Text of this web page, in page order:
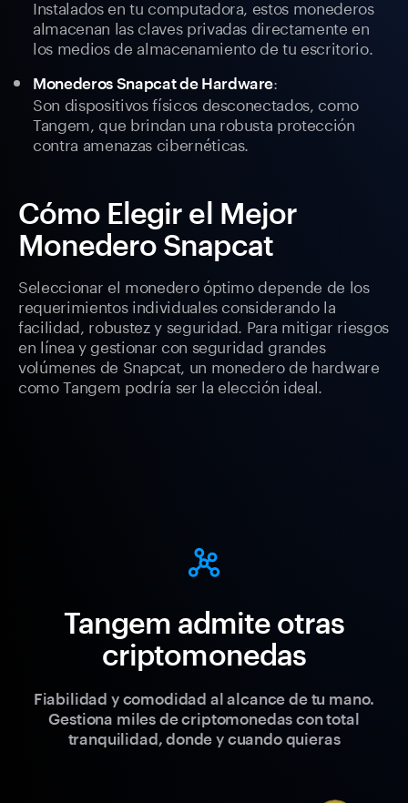
Instalados en tu computadora, estos monederos
almacenan las claves privadas directamente en
los medios de almacenamiento de tu escritorio.
Monederos Snapcat de Hardware:
Son dispositivos físicos desconectados, como
Tangem, que brindan una robusta protección
contra amenazas cibernéticas.
Cómo Elegir el Mejor
Monedero Snapcat
Seleccionar el monedero óptimo depende de los
requerimientos individuales considerando la
facilidad, robustez y seguridad. Para mitigar riesgos
en línea y gestionar con seguridad grandes
volúmenes de Snapcat, un monedero de hardware
como Tangem podría ser la elección ideal.
Tangem admite otras
criptomonedas
Fiabilidad y comodidad al alcance de tu mano.
Gestiona miles de criptomonedas con total
tranquilidad, donde y cuando quieras